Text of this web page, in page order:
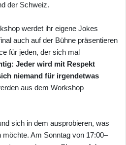
der Schweiz.
werdet ihr eigene Jokes
auch auf der Bühne präsentieren
für jeden, der sich mal
Jeder wird mit Respekt
niemand für irgendetwas
aus dem Workshop
sich in dem ausprobieren, was
Am Sonntag von 17:00–